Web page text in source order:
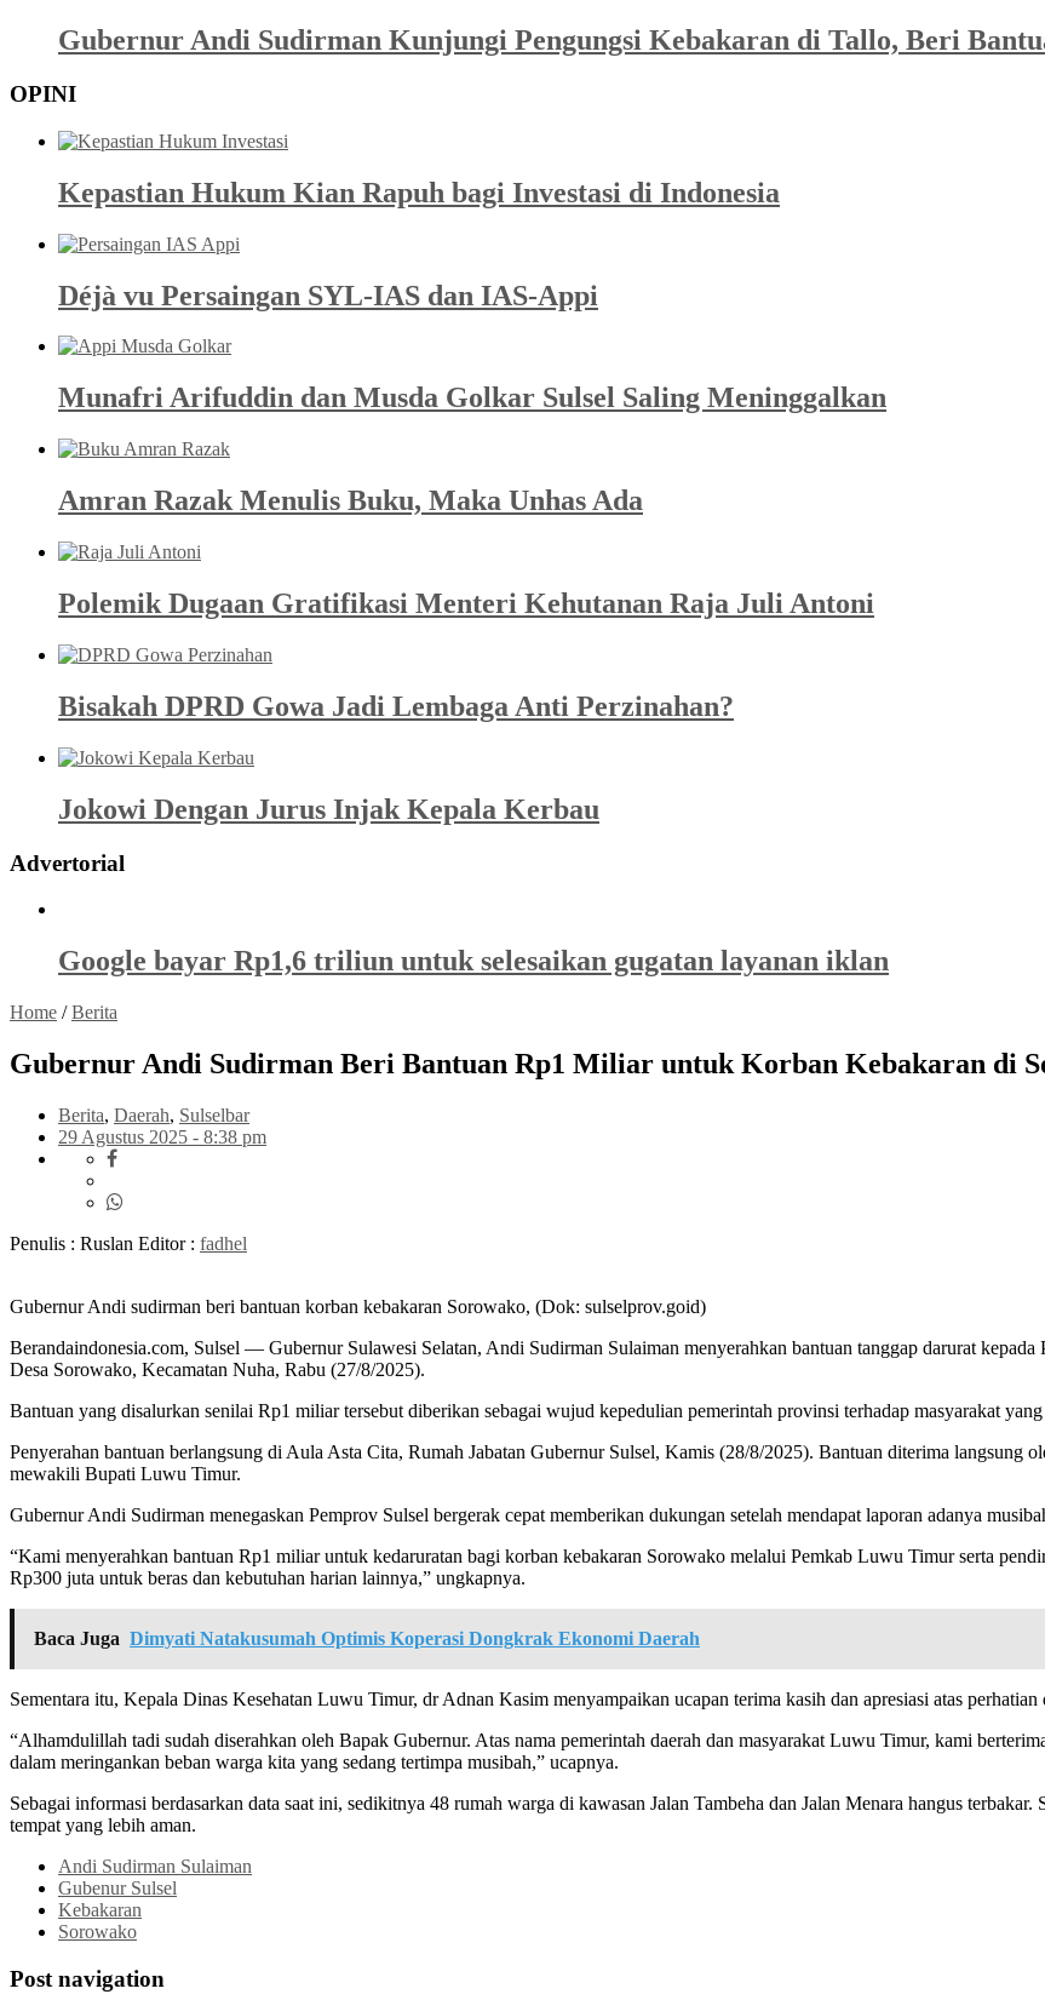
Gubernur Andi Sudirman Kunjungi Pengungsi Kebakaran di Tallo, Beri
OPINI
Kepastian Hukum Kian Rapuh bagi Investasi di Indonesia
Déjà vu Persaingan SYL-IAS dan IAS-Appi
Munafri Arifuddin dan Musda Golkar Sulsel Saling Meninggalkan
Amran Razak Menulis Buku, Maka Unhas Ada
Polemik Dugaan Gratifikasi Menteri Kehutanan Raja Juli Antoni
Bisakah DPRD Gowa Jadi Lembaga Anti Perzinahan?
Jokowi Dengan Jurus Injak Kepala Kerbau
Advertorial
Google bayar Rp1,6 triliun untuk selesaikan gugatan layanan iklan
Home /Berita
Gubernur Andi Sudirman Beri Bantuan Rp1 Miliar untuk Korban Kebakaran di
Berita, Daerah, Sulselbar
29 Agustus 2025 - 8:38 pm
Penulis : Ruslan Editor : fadhel
Gubernur Andi sudirman beri bantuan korban kebakaran Sorowako, (Dok: sulselprov.goid)
Berandaindonesia.com, Sulsel — Gubernur Sulawesi Selatan, Andi Sudirman Sulaiman menyerahkan bantuan tanggap darurat
Desa Sorowako, Kecamatan Nuha, Rabu (27/8/2025).
Bantuan yang disalurkan senilai Rp1 miliar tersebut diberikan sebagai wujud kepedulian pemerintah provinsi terhadap masyarakat
Penyerahan bantuan berlangsung di Aula Asta Cita, Rumah Jabatan Gubernur Sulsel, Kamis (28/8/2025). Bantuan diterima
mewakili Bupati Luwu Timur.
Gubernur Andi Sudirman menegaskan Pemprov Sulsel bergerak cepat memberikan dukungan setelah mendapat laporan adanya
“Kami menyerahkan bantuan Rp1 miliar untuk kedaruratan bagi korban kebakaran Sorowako melalui Pemkab Luwu Timur serta
Rp300 juta untuk beras dan kebutuhan harian lainnya,” ungkapnya.
Baca Juga Dimyati Natakusumah Optimis Koperasi Dongkrak Ekonomi Daerah
Sementara itu, Kepala Dinas Kesehatan Luwu Timur, dr Adnan Kasim menyampaikan ucapan terima kasih dan apresiasi atas
“Alhamdulillah tadi sudah diserahkan oleh Bapak Gubernur. Atas nama pemerintah daerah dan masyarakat Luwu Timur, kami
dalam meringankan beban warga kita yang sedang tertimpa musibah,” ucapnya.
Sebagai informasi berdasarkan data saat ini, sedikitnya 48 rumah warga di kawasan Jalan Tambeha dan Jalan Menara hangus
tempat yang lebih aman.
Andi Sudirman Sulaiman
Gubenur Sulsel
Kebakaran
Sorowako
Post navigation